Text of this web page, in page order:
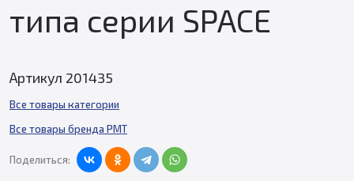
типа серии SPACE
Артикул 201435
Все товары категории
Все товары бренда PMT
Поделиться: